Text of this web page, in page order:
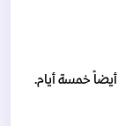
أيضاً خمسة أيام.